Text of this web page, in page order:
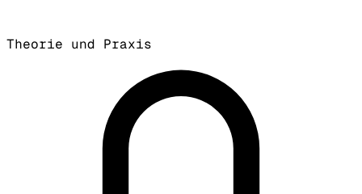
Theorie und Praxis